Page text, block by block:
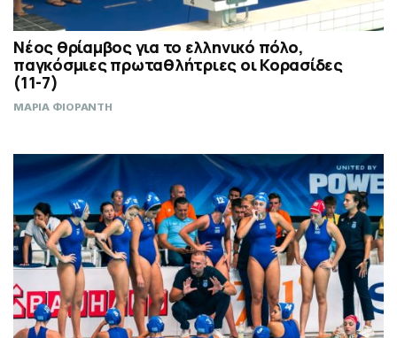
Νέος θρίαμβος για το ελληνικό πόλο,
παγκόσμιες πρωταθλήτριες οι Κορασίδες
(11-7)
ΜΑΡΙΑ ΦΙΟΡΑΝΤΗ